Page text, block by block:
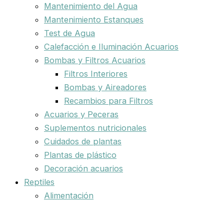
Mantenimiento del Agua
Mantenimiento Estanques
Test de Agua
Calefacción e Iluminación Acuarios
Bombas y Filtros Acuarios
Filtros Interiores
Bombas y Aireadores
Recambios para Filtros
Acuarios y Peceras
Suplementos nutricionales
Cuidados de plantas
Plantas de plástico
Decoración acuarios
Reptiles
Alimentación